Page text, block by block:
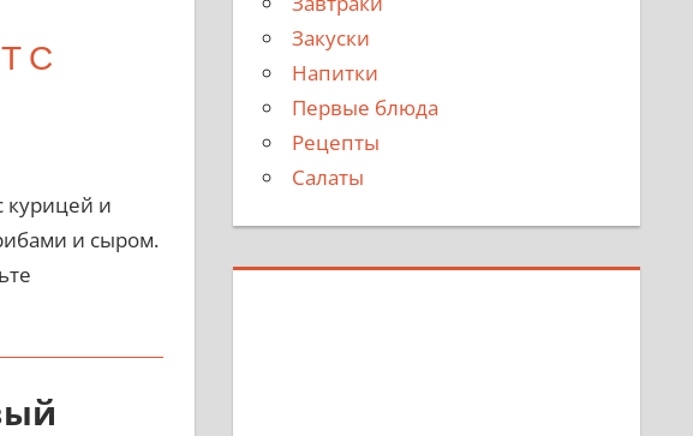
С
курицей и
и сыром.
Закуски
Напитки
Первые блюда
Рецепты
Салаты